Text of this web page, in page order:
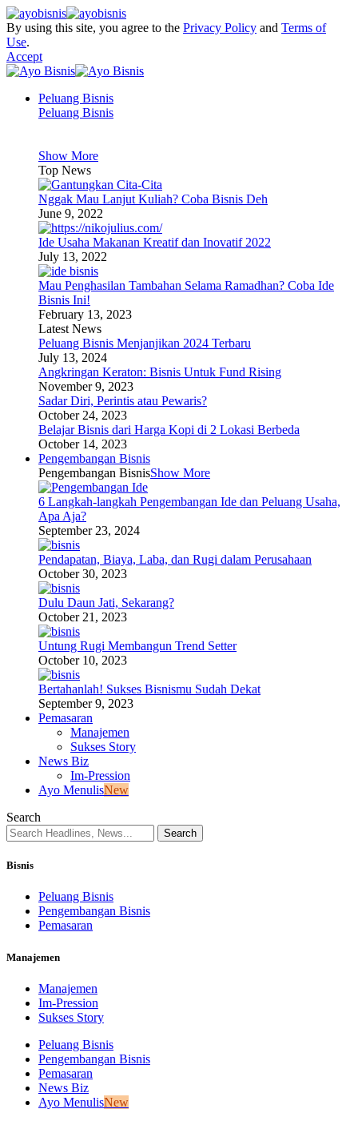
By using this site, you agree to the Privacy Policy and Terms of
Use.
Accept
Peluang Bisnis
Peluang Bisnis
Show More
Top News
Nggak Mau Lanjut Kuliah? Coba Bisnis Deh
June 9, 2022
Ide Usaha Makanan Kreatif dan Inovatif 2022
July 13, 2022
Mau Penghasilan Tambahan Selama Ramadhan? Coba Ide
Bisnis Ini!
February 13, 2023
Latest News
Peluang Bisnis Menjanjikan 2024 Terbaru
July 13, 2024
Angkringan Keraton: Bisnis Untuk Fund Rising
November 9, 2023
Sadar Diri, Perintis atau Pewaris?
October 24, 2023
Belajar Bisnis dari Harga Kopi di 2 Lokasi Berbeda
October 14, 2023
Pengembangan Bisnis
Pengembangan BisnisShow More
6 Langkah-langkah Pengembangan Ide dan Peluang Usaha,
Apa Aja?
September 23, 2024
Pendapatan, Biaya, Laba, dan Rugi dalam Perusahaan
October 30, 2023
Dulu Daun Jati, Sekarang?
October 21, 2023
Untung Rugi Membangun Trend Setter
October 10, 2023
Bertahanlah! Sukses Bisnismu Sudah Dekat
September 9, 2023
Pemasaran
Manajemen
Sukses Story
News Biz
Im-Pression
Ayo MenulisNew
Search
Bisnis
Peluang Bisnis
Pengembangan Bisnis
Pemasaran
Manajemen
Manajemen
Im-Pression
Sukses Story
Peluang Bisnis
Pengembangan Bisnis
Pemasaran
News Biz
Ayo MenulisNew